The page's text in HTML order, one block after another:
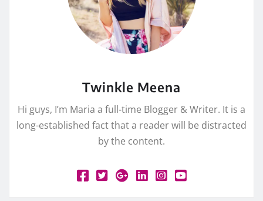
Twinkle Meena
Hi guys, I’m Maria a full-time Blogger & Writer. It is a
long-established fact that a reader will be distracted
by the content.